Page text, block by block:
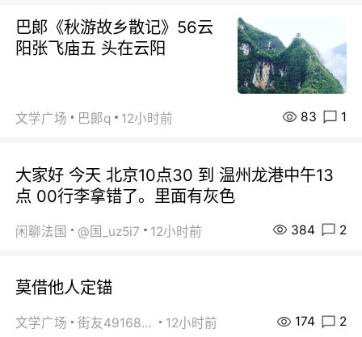
巴郞《秋游故乡散记》56云
阳张飞庙五 头在云阳
文学广场 巴郞q 12小时前 83 1
大家好 今天 北京10点30 到 温州龙港中午13
点 00行李拿错了。里面有灰色
闲聊法国 @国_uz5i7 12小时前 384 2
莫借他人定锚
文学广场 街友49168527 12小时前 174 2